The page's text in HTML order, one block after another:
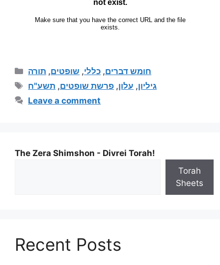
חומש דברים, כללי, שופטים, תורה
גיליון, עלון, פרשת שופטים, תשע"ח
Leave a comment
The Zera Shimshon - Divrei Torah!
Torah
Sheets
Recent Posts